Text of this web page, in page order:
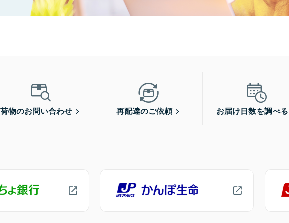
荷物のお問い合わせ 再配達のご依頼 お届け日数を調べる